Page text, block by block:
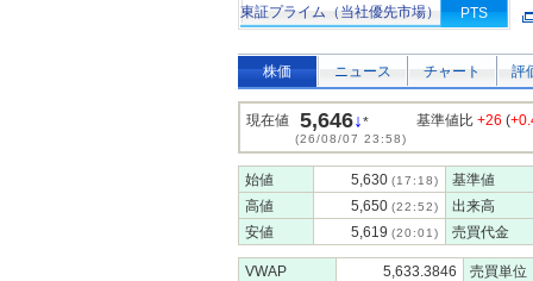
東証プライム（当社優先市場） PTS
株価 ニュース チャート 評
現在値 5,646↓*
(26/08/07 23:58)
基準値比 +26 (
始値 5,630 (17:18)
基準値
高値
5,650 (22:52)
出来高
安値
5,619 (20:01) 売買代金
VWAP 5,633.3846 売買単位